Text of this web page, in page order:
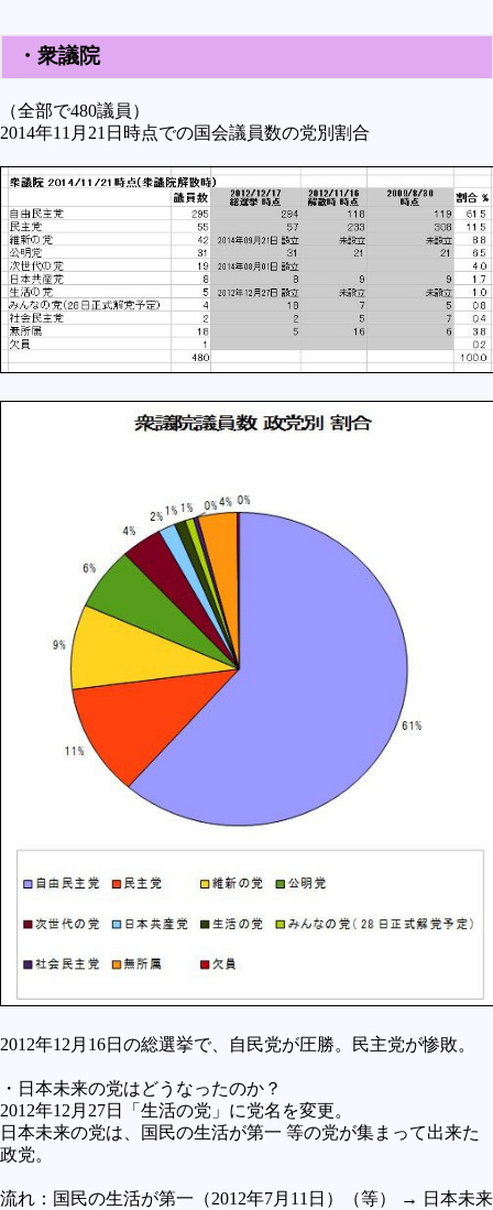
アプリケーション操作
プログラミング(VBA)
プログラミング(HTML)
プログラミング(PHP)
プログラミング(JavaScript)
・衆議院
（全部で480議員）
2014年11月21日時点での国会議員数の党別割合
2012年12月16日の総選挙で、自民党が圧勝。民主党が惨敗。
・日本未来の党はどうなったのか？
2012年12月27日「生活の党」に党名を変更。
日本未来の党は、国民の生活が第一 等の党が集まって出来た
政党。
流れ：国民の生活が第一（2012年7月11日）（等） → 日本未来